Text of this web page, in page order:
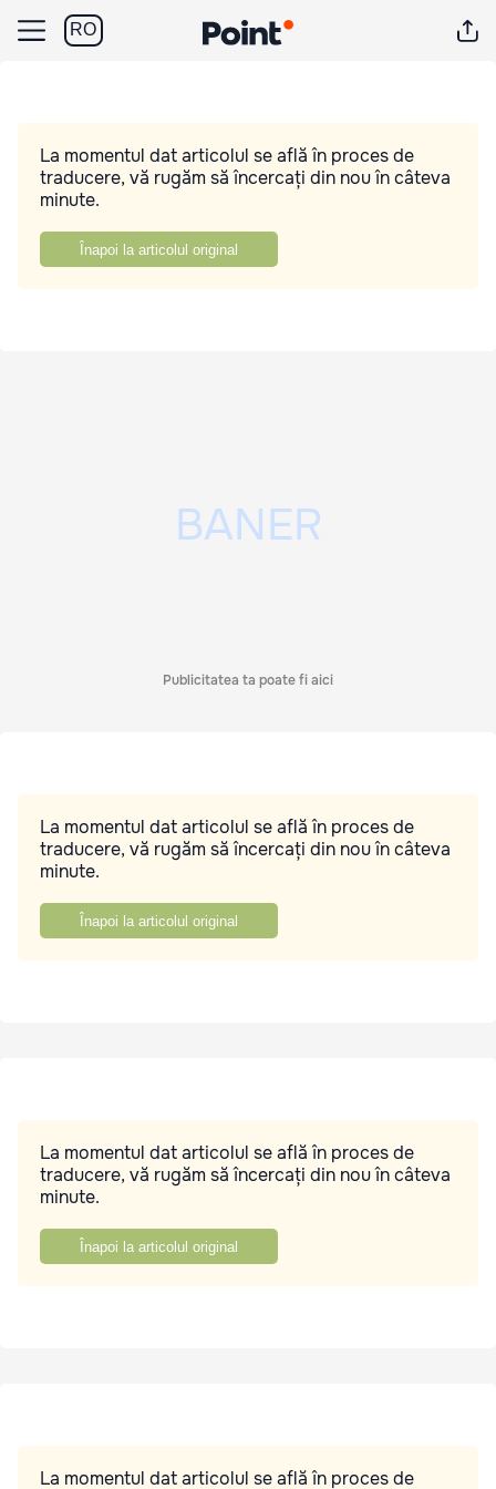
RO
La momentul dat articolul se află în proces de
traducere, vă rugăm să încercați din nou în câteva
minute.
Înapoi la articolul original
Publicitatea ta poate fi aici
La momentul dat articolul se află în proces de
traducere, vă rugăm să încercați din nou în câteva
minute.
Înapoi la articolul original
La momentul dat articolul se află în proces de
traducere, vă rugăm să încercați din nou în câteva
minute.
Înapoi la articolul original
La momentul dat articolul se află în proces de